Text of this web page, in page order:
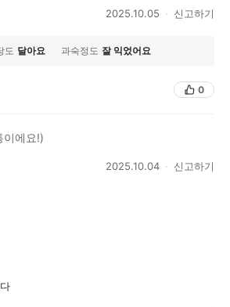
2025.10.05 신고하기
도 달아요 과숙정도 잘 익었어요
0
이에요!)
2025.10.04 신고하기